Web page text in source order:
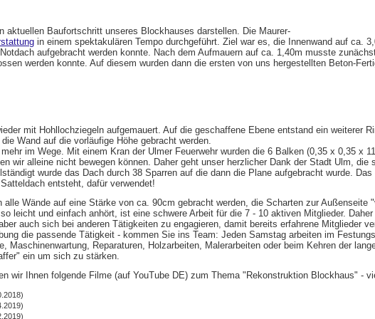
aktuellen Baufortschritt unseres Blockhauses darstellen. Die Maurer-
in einem spektakulären Tempo durchgeführt. Ziel war es, die Innenwand auf ca.
aufgebracht werden konnte. Nach dem Aufmauern auf ca. 1,40m musste
werden konnte. Auf diesem wurden dann die ersten von uns hergestellten Beton-
mit Hohllochziegeln aufgemauert. Auf die geschaffene Ebene entstand ein weiterer
Wand auf die vorläufige Höhe gebracht werden.
im Wege. Mit einem Kran der Ulmer Feuerwehr wurden die 6 Balken (0,35 x 0,35 x
wir alleine nicht bewegen können. Daher geht unser herzlicher Dank der Stadt Ulm, die
wurde das Dach durch 38 Sparren auf die dann die Plane aufgebracht wurde.
entsteht, dafür verwendet!
Wände auf eine Stärke von ca. 90cm gebracht werden, die Scharten zur Außenseite
leicht und einfach anhört, ist eine schwere Arbeit für die 7 - 10 aktiven Mitglieder.
auch sich bei anderen Tätigkeiten zu engagieren, damit bereits erfahrene Mitglieder
die passende Tätigkeit - kommen Sie ins Team: Jeden Samstag arbeiten im
Maschinenwartung, Reparaturen, Holzarbeiten, Malerarbeiten oder beim Kehren der
ein um sich zu stärken.
wir Ihnen folgende Filme (auf YouTube DE) zum Thema "Rekonstruktion Blockhaus" -